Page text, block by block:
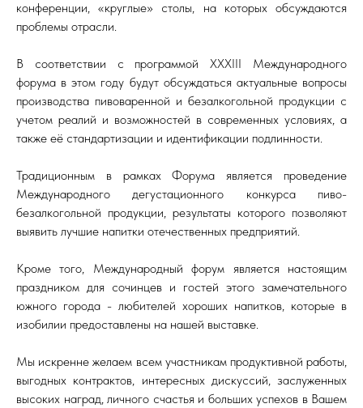
конференции, «круглые» столы, на которых обсуждаются
проблемы отрасли.
В соответствии с программой XXXIII Международного
форума в этом году будут обсуждаться актуальные вопросы
производства пивоваренной и безалкогольной продукции с
учетом реалий и возможностей в современных условиях, а
также её стандартизации и идентификации подлинности.
Традиционным в рамках Форума является проведение
Международного дегустационного конкурса пиво-
безалкогольной продукции, результаты которого позволяют
выявить лучшие напитки отечественных предприятий.
Кроме того, Международный форум является настоящим
праздником для сочинцев и гостей этого замечательного
южного города - любителей хороших напитков, которые в
изобилии предоставлены на нашей выставке.
Мы искренне желаем всем участникам продуктивной работы,
выгодных контрактов, интересных дискуссий, заслуженных
высоких наград, личного счастья и больших успехов в Вашем